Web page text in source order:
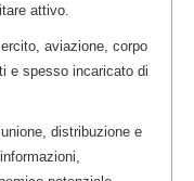
attivo.
aviazione, corpo
e spesso incaricato di
distribuzione e